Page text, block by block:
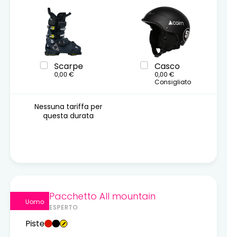
Scarpe
0,00 €
Casco
0,00 €
Consigliato
Nessuna tariffa per
questa durata
Uomo Pacchetto All mountain
ESPERTO
Piste